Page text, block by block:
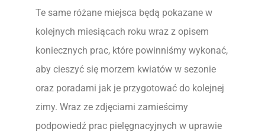
Te same różane miejsca będą pokazane w
kolejnych miesiącach roku wraz z opisem
koniecznych prac, które powinniśmy wykonać,
aby cieszyć się morzem kwiatów w sezonie
oraz poradami jak je przygotować do kolejnej
zimy. Wraz ze zdjęciami zamieścimy
podpowiedź prac pielęgnacyjnych w uprawie